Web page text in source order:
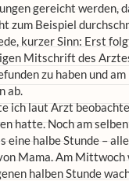
gereicht werden,
zum Beispiel
kurzer Sinn: Erst
Mitschrift des
zu haben und
ab.
ich laut Arzt
hatte. Noch am
eine halbe Stunde –
Mama. Am
halben Stunde